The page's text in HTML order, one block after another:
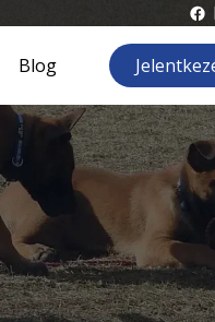
Blog